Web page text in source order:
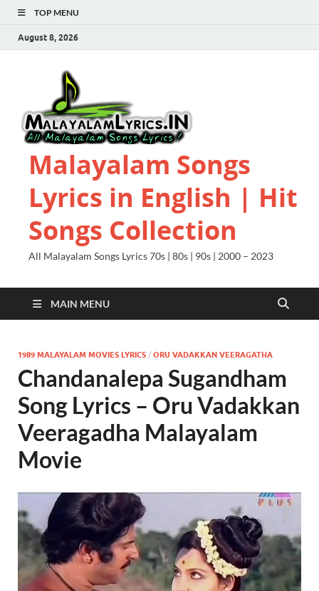
TOP MENU
August 8, 2026
Malayalam Songs
Lyrics in English | Hit
Songs Collection
All Malayalam Songs Lyrics 70s | 80s | 90s | 2000 – 2023
MAIN MENU
1989 MALAYALAM MOVIES LYRICS / ORU VADAKKAN VEERAGATHA
Chandanalepa Sugandham
Song Lyrics – Oru Vadakkan
Veeragadha Malayalam
Movie